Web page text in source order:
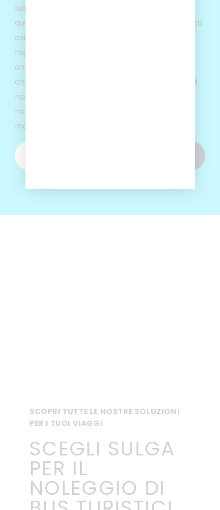
lunga e comprovata esperienza, altamente
qualificati, che hanno a cuore i valori della nostra
azienda. Il nostro personale è sottoposto
regolarmente a visite mediche tossicologiche
annuali e dotato di tessera digitale personale,
che consente di monitorare i tempi di guida e di
riposo, garantendo il pieno rispetto delle
normative vigenti. Con Sulga, viaggi sempre in
mani sicure.
SCOPRI TUTTE LE NOSTRE SOLUZIONI
PER I TUOI VIAGGI
SCEGLI SULGA
PER IL
NOLEGGIO DI